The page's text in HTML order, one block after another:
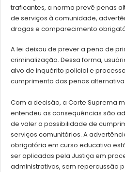
traficantes, a norma prevê penas
de serviços à comunidade,
drogas e comparecimento
A lei deixou de prever a pena de
criminalização. Dessa forma,
alvo de inquérito policial e
cumprimento das penas
Com a decisão, a Corte Suprema
entendeu as consequências são
de valer a possibilidade de
serviços comunitários. A
obrigatória em curso educativo
ser aplicadas pela Justiça em
administrativos, sem repercussão